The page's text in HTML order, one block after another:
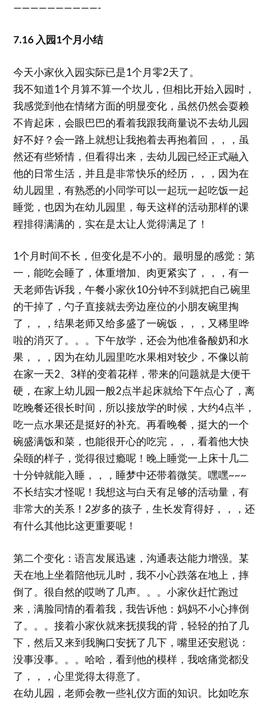
——————————-
7.16 入园1个月小结
今天小家伙入园实际已是1个月零2天了。
我不知道1个月算不算一个坎儿，但相比开始入园时，
我感觉到他在情绪方面的明显变化，虽然仍然会耍赖
不肯起床，会眼巴巴的看着我跟我商量说不去幼儿园
好不好？会一路上就想让我抱着去再抱着回，，，虽
然还有些矫情，但看得出来，去幼儿园已经正式融入
他的日常生活，并且是非常快乐的经历，，，因为在
幼儿园里，有熟悉的小同学可以一起玩一起吃饭一起
睡觉，也因为在幼儿园里，每天这样的活动那样的课
程排得满满的，实在是太让人觉得满足了！
1个月时间不长，但变化是不小的。最明显的感觉：第
一，能吃会睡了，体重增加、肉更紧实了，，，有一
天老师告诉我，午餐小家伙10分钟不到就把自己碗里
的干掉了，勺子直接就去旁边座位的小朋友碗里掏
了，，，结果老师又给多盛了一碗饭，，，又稀里哗
啦的消灭了。。。下午放学，还会为他准备酸奶和水
果，，，因为在幼儿园里吃水果相对较少，不像以前
在家一天2、3样的变着花样，带来的问题就是大便干
硬，在家上幼儿园一般2点半起床就给下午点心了，离
吃晚餐还很长时间，所以接放学的时候，大约4点半，
吃一点水果还是挺好的补充。再看晚餐，挺大的一个
碗盛满饭和菜，也能很开心的吃完，，，看着他大快
朵颐的样子，觉得很过瘾呢！晚上睡觉一上床十几二
十分钟就能入睡，，，睡梦中还带着微笑。嘿嘿~~~
不长结实才怪呢！我想这与白天有足够的活动量，有
非常大的关系！2岁多的孩子，生长发育得好，，，还
有什么其他比这更重要呢！
第二个变化：语言发展迅速，沟通表达能力增强。某
天在地上坐着陪他玩儿时，我不小心跌落在地上，摔
倒了。很自然的哎哟了几声。。。小家伙赶忙跑过
来，满脸同情的看着我，我告诉他：妈妈不小心摔倒
了。。。接着小家伙就来抚摸我的背，轻轻的拍了几
下，然后又来到我胸口安抚了几下，嘴里还安慰说：
没事没事。。。哈哈，看到他的模样，我啥痛觉都没
了，，，心里觉得太得意了。
在幼儿园，老师会教一些礼仪方面的知识。比如吃东